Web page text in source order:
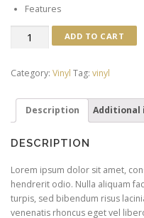
Features
ADD TO CART
Category: Vinyl Tag: vinyl
Description Additional
DESCRIPTION
Lorem ipsum dolor sit amet,
hendrerit odio. Nulla aliquam
turpis, sed bibendum risus
venenatis rhoncus eget vel